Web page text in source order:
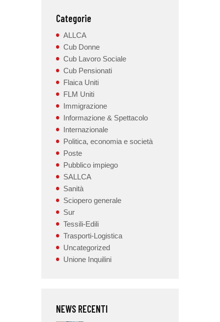
Categorie
ALLCA
Cub Donne
Cub Lavoro Sociale
Cub Pensionati
Flaica Uniti
FLM Uniti
Immigrazione
Informazione & Spettacolo
Internazionale
Politica, economia e società
Poste
Pubblico impiego
SALLCA
Sanità
Sciopero generale
Sur
Tessili-Edili
Trasporti-Logistica
Uncategorized
Unione Inquilini
NEWS RECENTI